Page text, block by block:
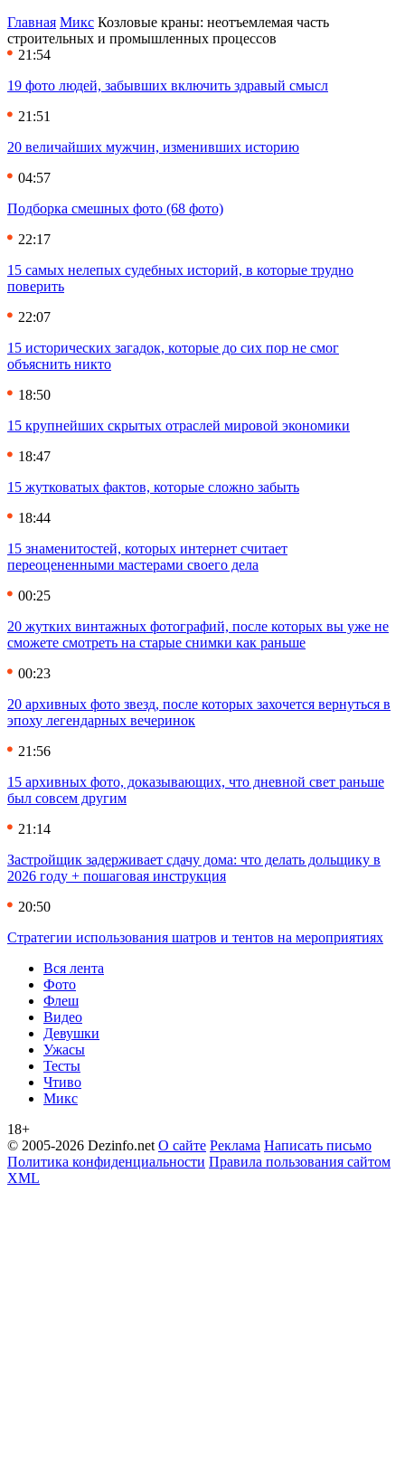
Главная Микс Козловые краны: неотъемлемая часть
строительных и промышленных процессов
21:54
19 фото людей, забывших включить здравый смысл
21:51
20 величайших мужчин, изменивших историю
04:57
Подборка смешных фото (68 фото)
22:17
15 самых нелепых судебных историй, в которые трудно
поверить
22:07
15 исторических загадок, которые до сих пор не смог
объяснить никто
18:50
15 крупнейших скрытых отраслей мировой экономики
18:47
15 жутковатых фактов, которые сложно забыть
18:44
15 знаменитостей, которых интернет считает
переоцененными мастерами своего дела
00:25
20 жутких винтажных фотографий, после которых вы уже не
сможете смотреть на старые снимки как раньше
00:23
20 архивных фото звезд, после которых захочется вернуться в
эпоху легендарных вечеринок
21:56
15 архивных фото, доказывающих, что дневной свет раньше
был совсем другим
21:14
Застройщик задерживает сдачу дома: что делать дольщику в
2026 году + пошаговая инструкция
20:50
Стратегии использования шатров и тентов на мероприятиях
Вся лента
Фото
Флеш
Видео
Девушки
Ужасы
Тесты
Чтиво
Микс
18+
© 2005-2026 Dezinfo.net О сайте Реклама Написать письмо
Политика конфиденциальности Правила пользования сайтом
XML